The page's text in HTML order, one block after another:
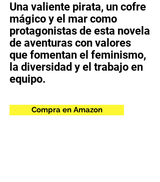
Una valiente pirata, un cofre
mágico y el mar como
protagonistas de esta novela
de aventuras con valores
que fomentan el feminismo,
la diversidad y el trabajo en
equipo.
Compra en Amazon